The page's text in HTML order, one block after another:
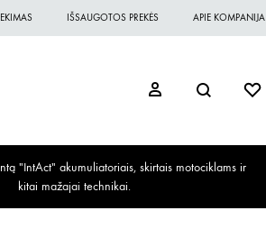
IŠSAUGOTOS PREKĖS APIE KOMPANIJA
"IntAct" akumuliatoriais, skirtais motociklams ir
kitai mažajai technikai.